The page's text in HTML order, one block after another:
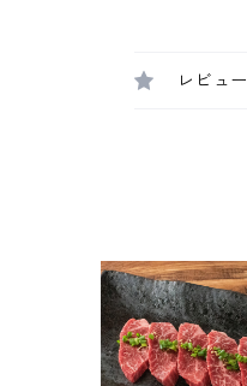
レビュー